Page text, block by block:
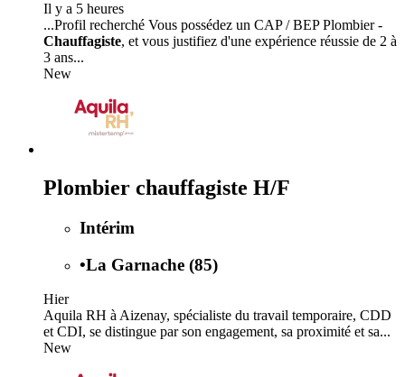
Il y a 5 heures
...Profil recherché Vous possédez un CAP / BEP Plombier -
Chauffagiste, et vous justifiez d'une expérience réussie de 2 à
3 ans...
New
Plombier chauffagiste H/F
Intérim
•La Garnache (85)
Hier
Aquila RH à Aizenay, spécialiste du travail temporaire, CDD
et CDI, se distingue par son engagement, sa proximité et sa...
New